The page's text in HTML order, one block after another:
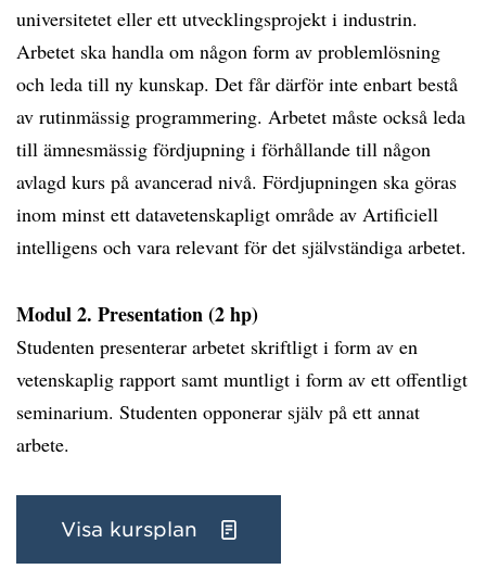
universitetet eller ett utvecklingsprojekt i industrin.
Arbetet ska handla om någon form av problemlösning
och leda till ny kunskap. Det får därför inte enbart bestå
av rutinmässig programmering. Arbetet måste också leda
till ämnesmässig fördjupning i förhållande till någon
avlagd kurs på avancerad nivå. Fördjupningen ska göras
inom minst ett datavetenskapligt område av Artificiell
intelligens och vara relevant för det självständiga arbetet.
Modul 2. Presentation (2 hp)
Studenten presenterar arbetet skriftligt i form av en
vetenskaplig rapport samt muntligt i form av ett offentligt
seminarium. Studenten opponerar själv på ett annat
arbete.
Visa kursplan